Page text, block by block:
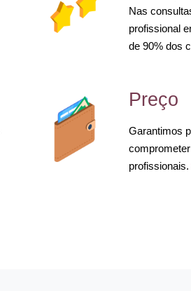
Nas
profissional
de 90% dos
Preço
Garantimos
profissionais.